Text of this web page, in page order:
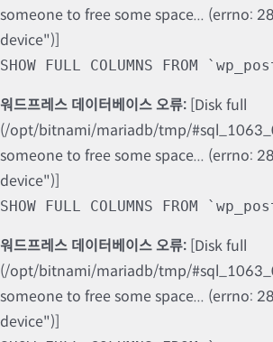
someone to free some space... (errno:
device")]
SHOW FULL COLUMNS FROM
워드프레스 데이터베이스 오류: [Disk full
(/opt/bitnami/mariadb/tmp/
someone to free some space... (errno:
device")]
SHOW FULL COLUMNS FROM
워드프레스 데이터베이스 오류: [Disk full
(/opt/bitnami/mariadb/tmp/
someone to free some space... (errno:
device")]